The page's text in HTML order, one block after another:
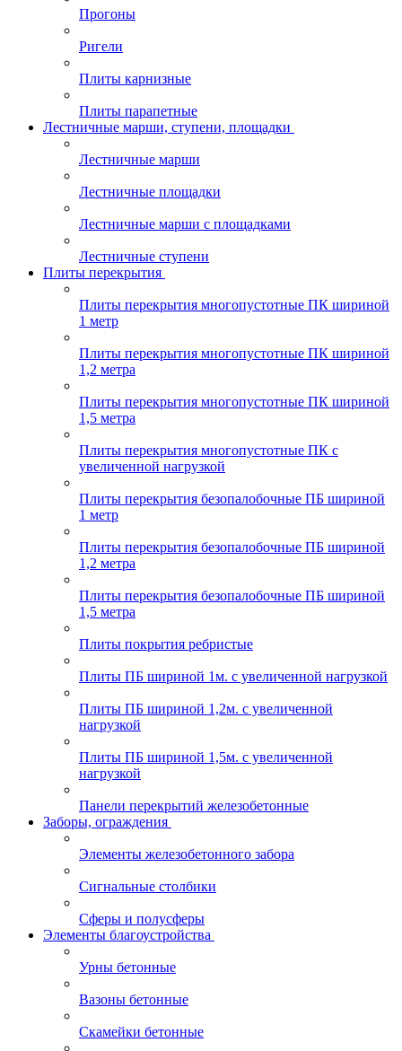
Прогоны
Ригели
Плиты карнизные
Плиты парапетные
Лестничные марши, ступени, площадки
Лестничные марши
Лестничные площадки
Лестничные марши с площадками
Лестничные ступени
Плиты перекрытия
Плиты перекрытия многопустотные ПК шириной
1 метр
Плиты перекрытия многопустотные ПК шириной
1,2 метра
Плиты перекрытия многопустотные ПК шириной
1,5 метра
Плиты перекрытия многопустотные ПК с
увеличенной нагрузкой
Плиты перекрытия безопалобочные ПБ шириной
1 метр
Плиты перекрытия безопалобочные ПБ шириной
1,2 метра
Плиты перекрытия безопалобочные ПБ шириной
1,5 метра
Плиты покрытия ребристые
Плиты ПБ шириной 1м. с увеличенной нагрузкой
Плиты ПБ шириной 1,2м. с увеличенной
нагрузкой
Плиты ПБ шириной 1,5м. с увеличенной
нагрузкой
Панели перекрытий железобетонные
Заборы, ограждения
Элементы железобетонного забора
Сигнальные столбики
Сферы и полусферы
Элементы благоустройства
Урны бетонные
Вазоны бетонные
Скамейки бетонные